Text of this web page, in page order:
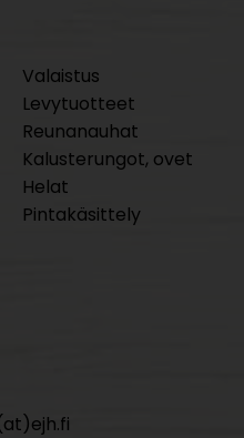
Valaistus
Levytuotteet
Reunanauhat
Kalusterungot, ovet
Helat
Pintakäsittely